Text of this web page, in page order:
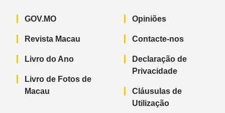
GOV.MO
Revista Macau
Livro do Ano
Livro de Fotos de
Macau
Opiniões
Contacte-nos
Declaração de
Privacidade
Cláusulas de
Utilização